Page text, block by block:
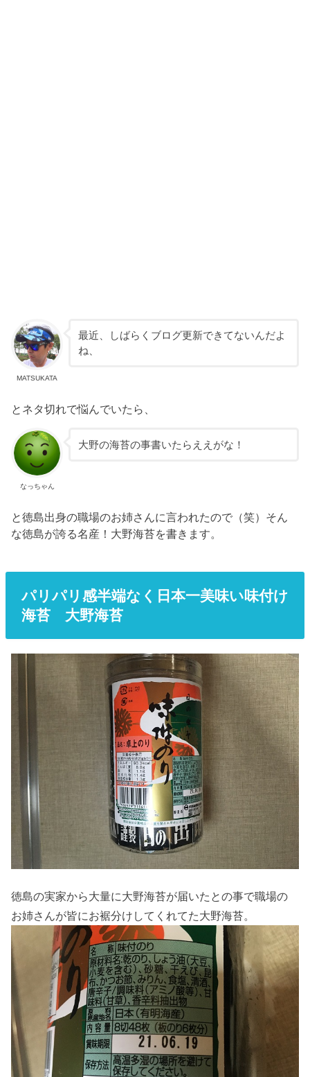
MATSUKATA
最近、しばらくブログ更新できてないんだよ
ね、
とネタ切れで悩んでいたら、
なっちゃん
大野の海苔の事書いたらええがな！
と徳島出身の職場のお姉さんに言われたので（笑）そん
な徳島が誇る名産！大野海苔を書きます。
パリパリ感半端なく日本一美味い味付け
海苔 大野海苔
徳島の実家から大量に大野海苔が届いたとの事で職場の
お姉さんが皆にお裾分けしてくれてた大野海苔。